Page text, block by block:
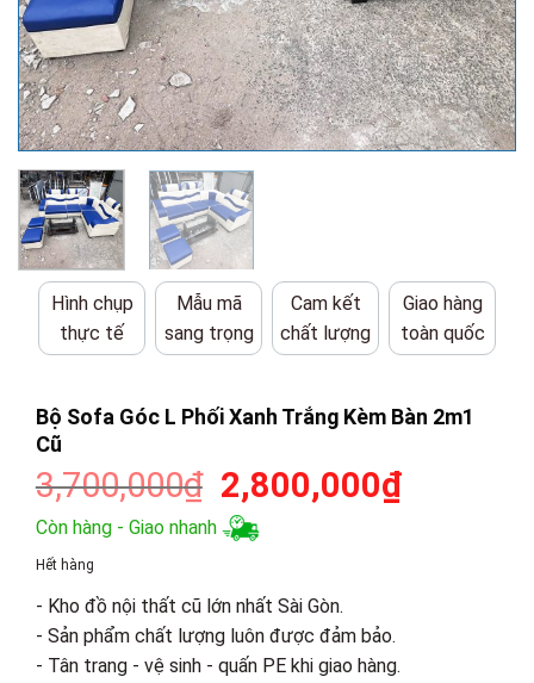
Hình chụp
thực tế
Mẫu mã
sang trọng
Cam kết
chất lượng
Giao hàng
toàn quốc
Bộ Sofa Góc L Phối Xanh Trắng Kèm Bàn 2m1
Cũ
3,700,000₫ Giá
gốc
là:
2,800,000₫Giá
Còn hàng - Giao nhanh
Hết hàng
- Kho đồ nội thất cũ lớn nhất Sài Gòn.
- Sản phẩm chất lượng luôn được đảm bảo.
- Tân trang - vệ sinh - quấn PE khi giao hàng.